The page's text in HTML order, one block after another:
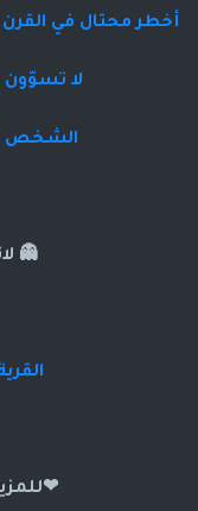
أخطر محتال في
لا
الشخص
👻